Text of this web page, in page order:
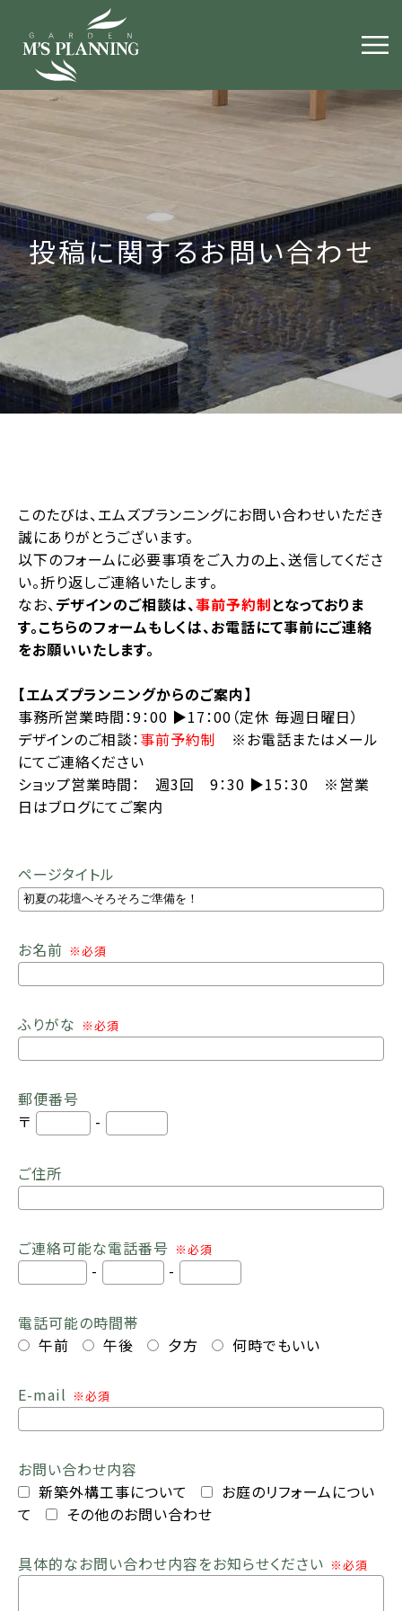
投稿に関するお問い合わせ
このたびは、エムズプランニングにお問い合わせいただき
誠にありがとうございます。
以下のフォームに必要事項をご入力の上、送信してくださ
い。折り返しご連絡いたします。
なお、デザインのご相談は、事前予約制となっておりま
す。こちらのフォームもしくは、お電話にて事前にご連絡
をお願いいたします。
【エムズプランニングからのご案内】
事務所営業時間：9：00 ▶︎17：00（定休 毎週日曜日）
デザインのご相談：事前予約制 ※お電話またはメール
にてご連絡ください
ショップ営業時間： 週3回 9：30 ▶︎15：30 ※営業
日はブログにてご案内
ページタイトル
お名前 ※必須
ふりがな ※必須
郵便番号
〒
-
ご住所
ご連絡可能な電話番号 ※必須
- -
電話可能の時間帯
午前
午後 夕方 何時でもいい
E-mail ※必須
お問い合わせ内容
新築外構工事について
お庭のリフォームについ
て
その他のお問い合わせ
具体的なお問い合わせ内容をお知らせください ※必須